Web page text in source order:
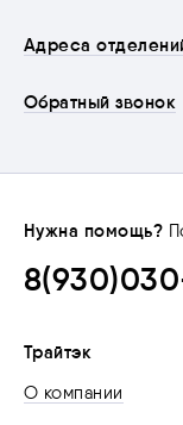
Адреса
Обратный звонок
Нужна помощь?
Трайтэк
О компании